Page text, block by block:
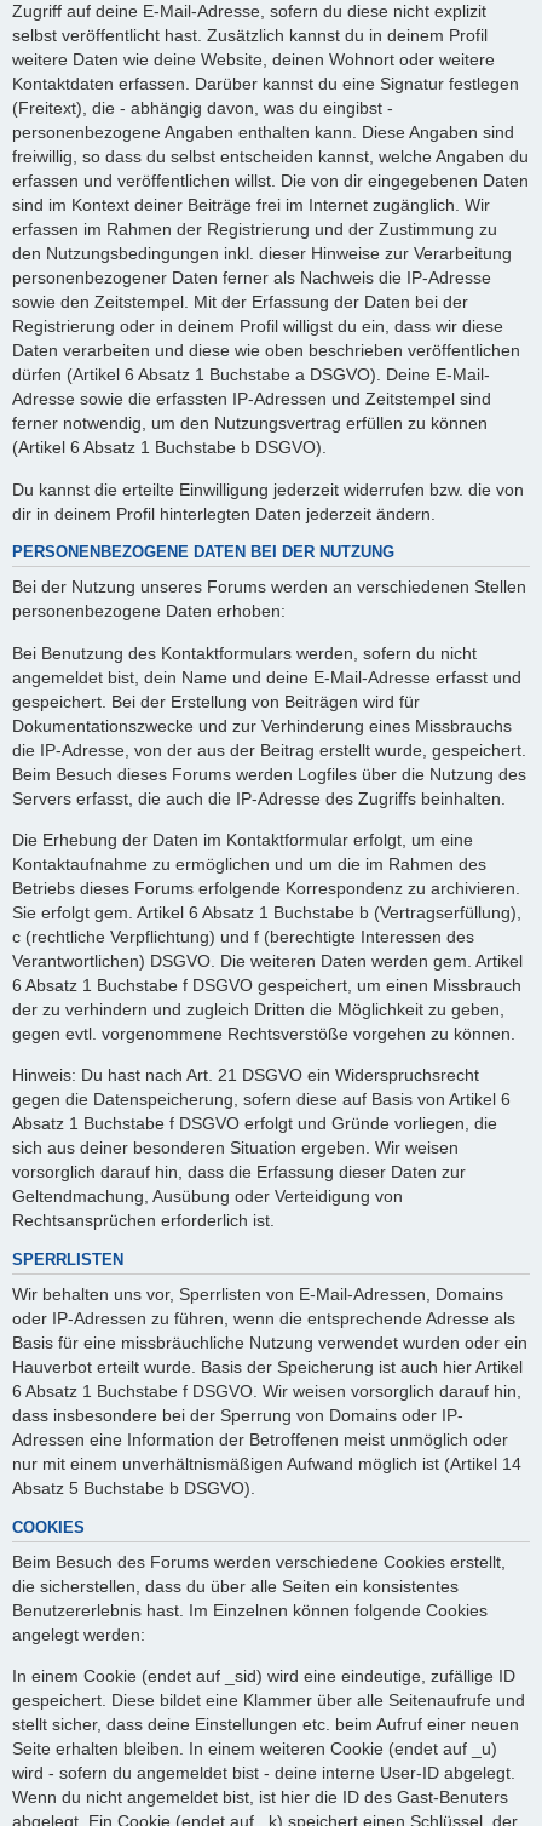
Zugriff auf deine E-Mail-Adresse, sofern du diese nicht explizit
selbst veröffentlicht hast. Zusätzlich kannst du in deinem Profil
weitere Daten wie deine Website, deinen Wohnort oder weitere
Kontaktdaten erfassen. Darüber kannst du eine Signatur festlegen
(Freitext), die - abhängig davon, was du eingibst -
personenbezogene Angaben enthalten kann. Diese Angaben sind
freiwillig, so dass du selbst entscheiden kannst, welche Angaben du
erfassen und veröffentlichen willst. Die von dir eingegebenen Daten
sind im Kontext deiner Beiträge frei im Internet zugänglich. Wir
erfassen im Rahmen der Registrierung und der Zustimmung zu
den Nutzungsbedingungen inkl. dieser Hinweise zur Verarbeitung
personenbezogener Daten ferner als Nachweis die IP-Adresse
sowie den Zeitstempel. Mit der Erfassung der Daten bei der
Registrierung oder in deinem Profil willigst du ein, dass wir diese
Daten verarbeiten und diese wie oben beschrieben veröffentlichen
dürfen (Artikel 6 Absatz 1 Buchstabe a DSGVO). Deine E-Mail-
Adresse sowie die erfassten IP-Adressen und Zeitstempel sind
ferner notwendig, um den Nutzungsvertrag erfüllen zu können
(Artikel 6 Absatz 1 Buchstabe b DSGVO).
Du kannst die erteilte Einwilligung jederzeit widerrufen bzw. die von
dir in deinem Profil hinterlegten Daten jederzeit ändern.
PERSONENBEZOGENE DATEN BEI DER NUTZUNG
Bei der Nutzung unseres Forums werden an verschiedenen Stellen
personenbezogene Daten erhoben:
Bei Benutzung des Kontaktformulars werden, sofern du nicht
angemeldet bist, dein Name und deine E-Mail-Adresse erfasst und
gespeichert. Bei der Erstellung von Beiträgen wird für
Dokumentationszwecke und zur Verhinderung eines Missbrauchs
die IP-Adresse, von der aus der Beitrag erstellt wurde, gespeichert.
Beim Besuch dieses Forums werden Logfiles über die Nutzung des
Servers erfasst, die auch die IP-Adresse des Zugriffs beinhalten.
Die Erhebung der Daten im Kontaktformular erfolgt, um eine
Kontaktaufnahme zu ermöglichen und um die im Rahmen des
Betriebs dieses Forums erfolgende Korrespondenz zu archivieren.
Sie erfolgt gem. Artikel 6 Absatz 1 Buchstabe b (Vertragserfüllung),
c (rechtliche Verpflichtung) und f (berechtigte Interessen des
Verantwortlichen) DSGVO. Die weiteren Daten werden gem. Artikel
6 Absatz 1 Buchstabe f DSGVO gespeichert, um einen Missbrauch
der zu verhindern und zugleich Dritten die Möglichkeit zu geben,
gegen evtl. vorgenommene Rechtsverstöße vorgehen zu können.
Hinweis: Du hast nach Art. 21 DSGVO ein Widerspruchsrecht
gegen die Datenspeicherung, sofern diese auf Basis von Artikel 6
Absatz 1 Buchstabe f DSGVO erfolgt und Gründe vorliegen, die
sich aus deiner besonderen Situation ergeben. Wir weisen
vorsorglich darauf hin, dass die Erfassung dieser Daten zur
Geltendmachung, Ausübung oder Verteidigung von
Rechtsansprüchen erforderlich ist.
SPERRLISTEN
Wir behalten uns vor, Sperrlisten von E-Mail-Adressen, Domains
oder IP-Adressen zu führen, wenn die entsprechende Adresse als
Basis für eine missbräuchliche Nutzung verwendet wurden oder ein
Hauverbot erteilt wurde. Basis der Speicherung ist auch hier Artikel
6 Absatz 1 Buchstabe f DSGVO. Wir weisen vorsorglich darauf hin,
dass insbesondere bei der Sperrung von Domains oder IP-
Adressen eine Information der Betroffenen meist unmöglich oder
nur mit einem unverhältnismäßigen Aufwand möglich ist (Artikel 14
Absatz 5 Buchstabe b DSGVO).
COOKIES
Beim Besuch des Forums werden verschiedene Cookies erstellt,
die sicherstellen, dass du über alle Seiten ein konsistentes
Benutzererlebnis hast. Im Einzelnen können folgende Cookies
angelegt werden:
In einem Cookie (endet auf _sid) wird eine eindeutige, zufällige ID
gespeichert. Diese bildet eine Klammer über alle Seitenaufrufe und
stellt sicher, dass deine Einstellungen etc. beim Aufruf einer neuen
Seite erhalten bleiben. In einem weiteren Cookie (endet auf _u)
wird - sofern du angemeldet bist - deine interne User-ID abgelegt.
Wenn du nicht angemeldet bist, ist hier die ID des Gast-Benuters
abgelegt. Ein Cookie (endet auf _k) speichert einen Schlüssel, der